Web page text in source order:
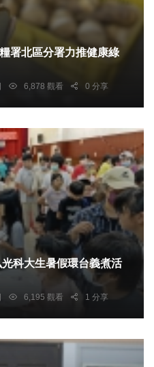
署北區分署力推健康綠
6,878 觀看 0 分享
6,195 觀看 1 分享